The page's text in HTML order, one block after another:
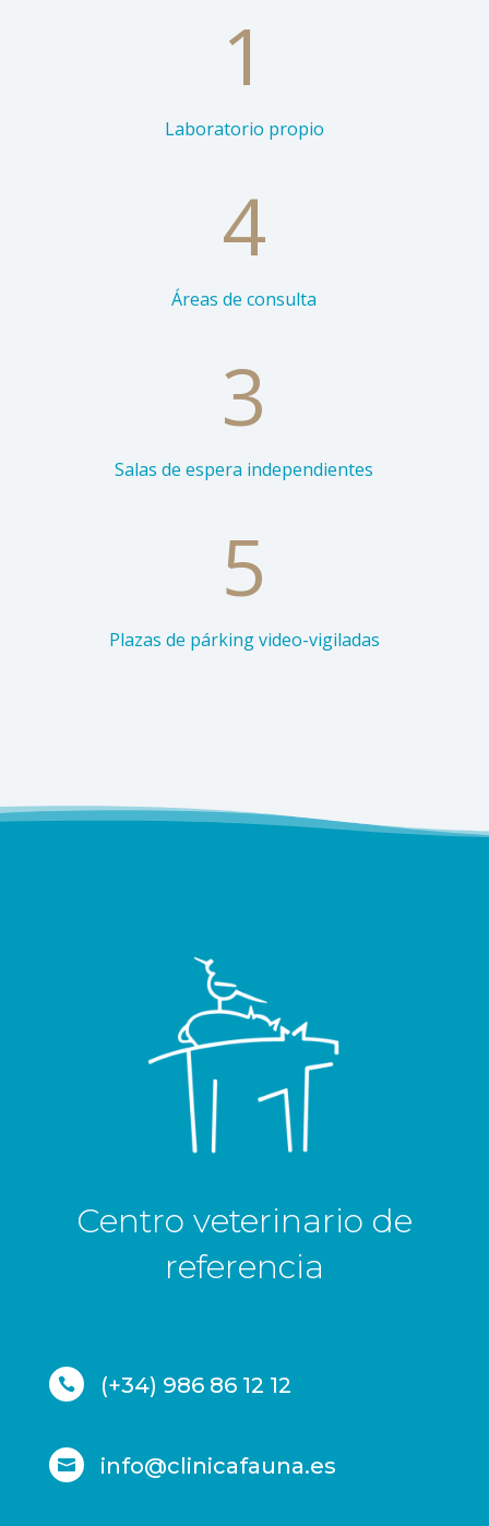
1
Laboratorio propio
4
Áreas de consulta
3
Salas de espera independientes
5
Plazas de párking video-vigiladas
Centro veterinario de
referencia
 (+34) 986 86 12 12
 info@clinicafauna.es